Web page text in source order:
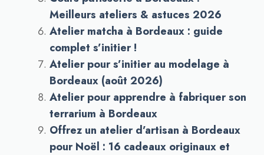
Meilleurs ateliers & astuces 2026
Atelier matcha à Bordeaux : guide
complet s’initier !
Atelier pour s’initier au modelage à
Bordeaux (août 2026)
Atelier pour apprendre à fabriquer son
terrarium à Bordeaux
Offrez un atelier d’artisan à Bordeaux
pour Noël : 16 cadeaux originaux et